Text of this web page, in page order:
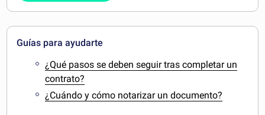
Guías para ayudarte
¿Qué pasos se deben seguir tras completar un
contrato?
¿Cuándo y cómo notarizar un documento?